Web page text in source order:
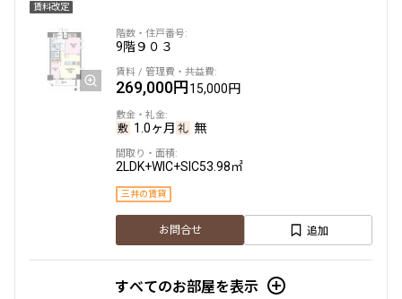
賃料改定
9階９０３
269,000円15,000円
1.0ヶ月 無
2LDK+WIC+SIC53.98㎡
三井の賃貸
お問合せ 追加
すべてのお部屋を表示